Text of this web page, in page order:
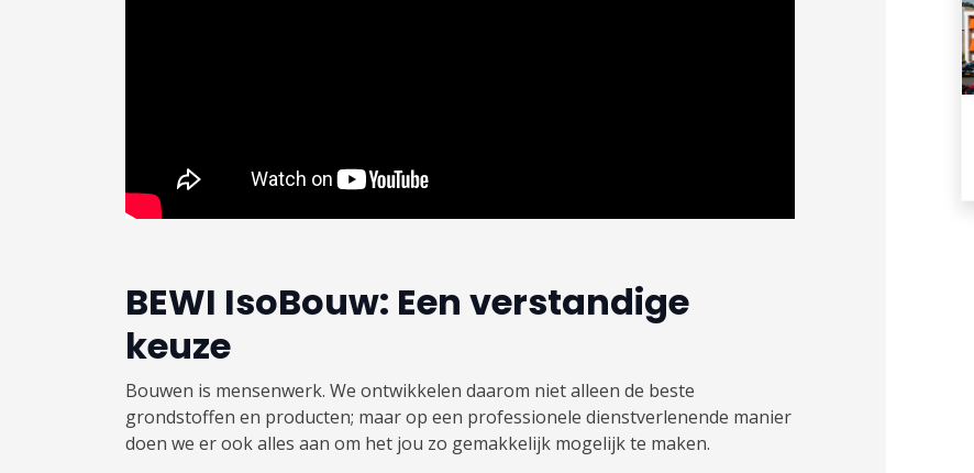
BEWI IsoBouw: Een verstandige
keuze
Bouwen is mensenwerk. We ontwikkelen daarom niet alleen de beste
grondstoffen en producten; maar op een professionele dienstverlenende manier
doen we er ook alles aan om het jou zo gemakkelijk mogelijk te maken.